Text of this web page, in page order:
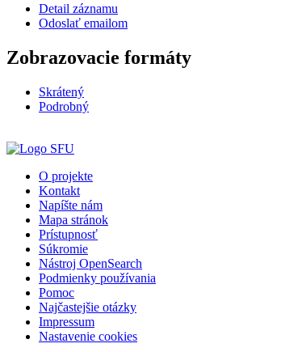
Detail záznamu
Odoslať emailom
Zobrazovacie formáty
Skrátený
Podrobný
O projekte
Kontakt
Napíšte nám
Mapa stránok
Prístupnosť
Súkromie
Nástroj OpenSearch
Podmienky používania
Pomoc
Najčastejšie otázky
Impressum
Nastavenie cookies